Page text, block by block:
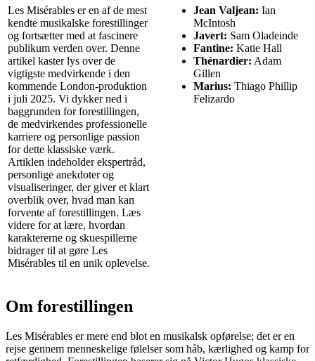
Les Misérables er en af de mest
kendte musikalske forestillinger
og fortsætter med at fascinere
publikum verden over. Denne
artikel kaster lys over de
vigtigste medvirkende i den
kommende London-produktion
i juli 2025. Vi dykker ned i
baggrunden for forestillingen,
de medvirkendes professionelle
karriere og personlige passion
for dette klassiske værk.
Artiklen indeholder ekspertråd,
personlige anekdoter og
visualiseringer, der giver et klart
overblik over, hvad man kan
forvente af forestillingen. Læs
videre for at lære, hvordan
karaktererne og skuespillerne
bidrager til at gøre Les
Misérables til en unik oplevelse.
Jean Valjean: Ian
McIntosh
Javert: Sam Oladeinde
Fantine: Katie Hall
Thénardier: Adam
Gillen
Marius: Thiago Phillip
Felizardo
Om forestillingen
Les Misérables er mere end blot en musikalsk opførelse; det er en
rejse gennem menneskelige følelser som håb, kærlighed og kamp for